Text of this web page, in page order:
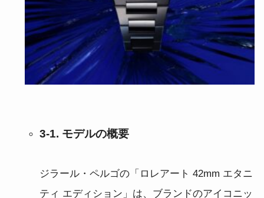
3-1. モデルの概要
ジラール・ペルゴの「ロレアート 42mm エタニ
ティ エディション」は、ブランドのアイコニッ